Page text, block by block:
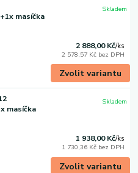
masíčka
2 888,00 Kč/ks
2 578,57 Kč bez DPH
Skladem
Zvolit variantu
masíčka
1 938,00 Kč/ks
1 730,36 Kč bez DPH
Skladem
Zvolit variantu